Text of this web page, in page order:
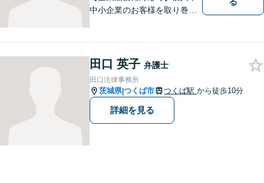
中小企業のお客様を取り巻く
人38名の案件の対応経験がご
ざいます。ぜひ、お気軽にご
相談ください。
田口 英子 弁護士
田口法律事務所
茨城県|つくば市 つくば駅 から徒歩10分
詳細を見る